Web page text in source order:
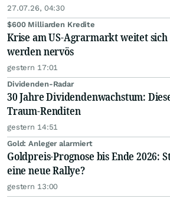
27.07.26, 04:30
$600 Milliarden Kredite
Krise am US-Agrarmarkt weitet sich
werden nervös
gestern 17:01
Dividenden-Radar
30 Jahre Dividendenwachstum:
Traum-Renditen
gestern 14:51
Gold: Anleger alarmiert
Goldpreis-Prognose bis Ende 2026:
eine neue Rallye?
gestern 13:00